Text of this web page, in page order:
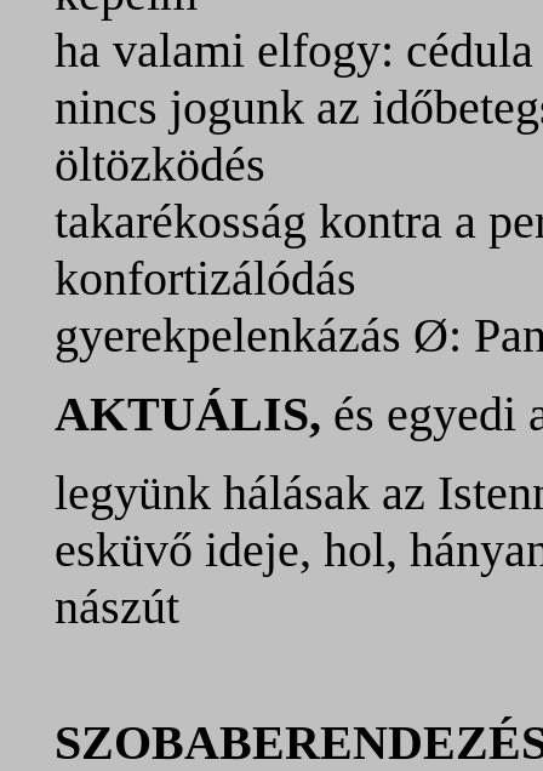
ha valami elfogy: cédula
nincs jogunk az
öltözködés
takarékosság kontra a
konfortizálódás
gyerekpelenkázás Ø:
AKTUÁLIS, és egyedi
legyünk hálásak az
esküvő ideje, hol,
nászút